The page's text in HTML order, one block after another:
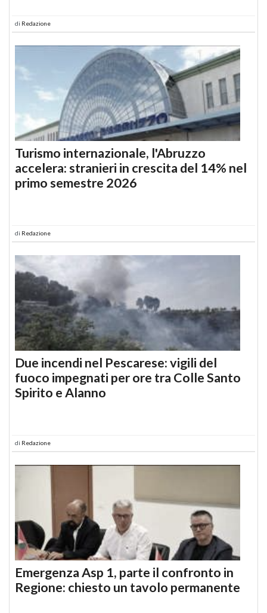
di Redazione
Turismo internazionale, l'Abruzzo
accelera: stranieri in crescita del 14% nel
primo semestre 2026
di Redazione
Due incendi nel Pescarese: vigili del
fuoco impegnati per ore tra Colle Santo
Spirito e Alanno
di Redazione
Emergenza Asp 1, parte il confronto in
Regione: chiesto un tavolo permanente